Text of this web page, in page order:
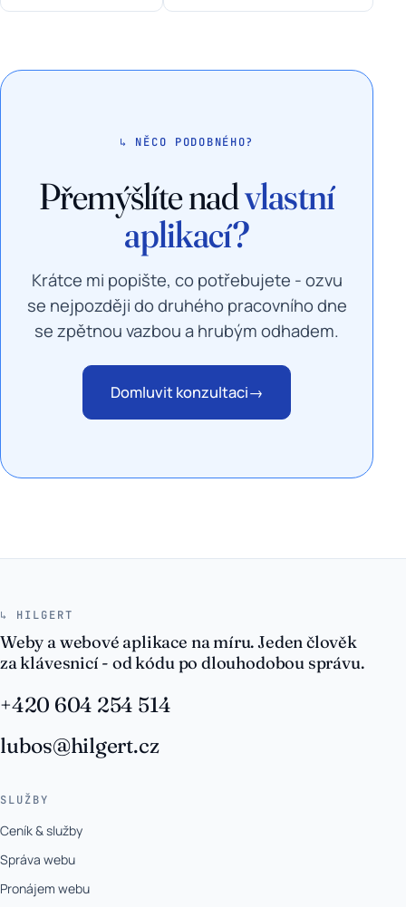
↳ NĚCO PODOBNÉHO?
Přemýšlíte nadvlastní
aplikací?
Krátce mi popište, co potřebujete - ozvu
se nejpozději do druhého pracovního dne
se zpětnou vazbou a hrubým odhadem.
Domluvit konzultaci→
↳ HILGERT
Weby a webové aplikace na míru. Jeden člověk
za klávesnicí - od kódu po dlouhodobou správu.
+420 604 254 514
lubos@hilgert.cz
SLUŽBY
Ceník & služby
Správa webu
Pronájem webu